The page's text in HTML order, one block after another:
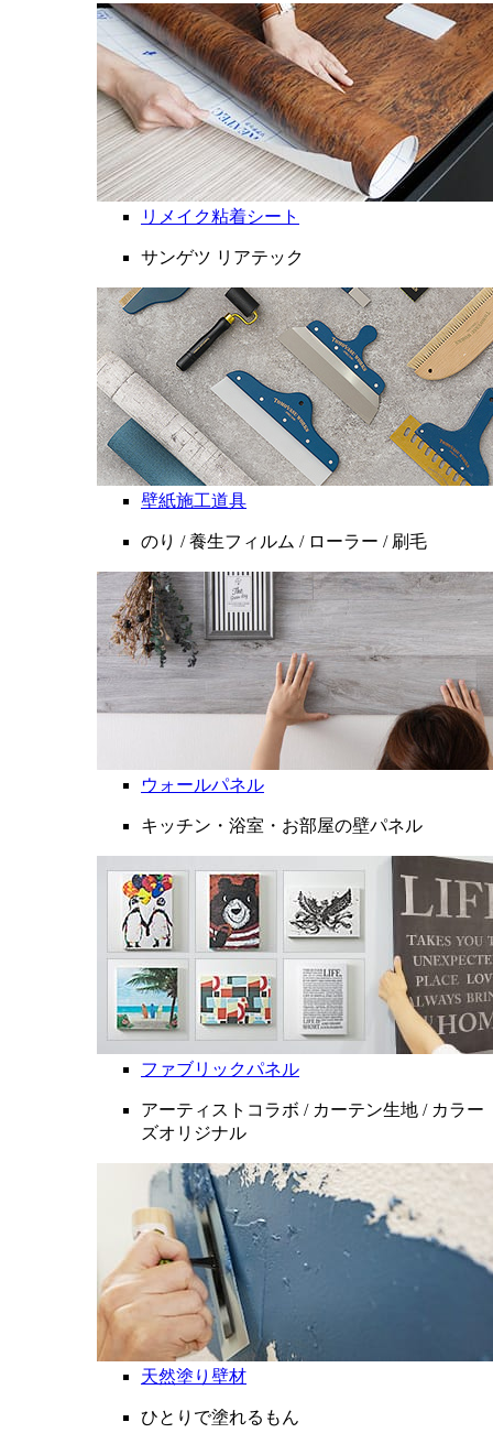
リメイク粘着シート
サンゲツ リアテック
壁紙施工道具
のり / 養生フィルム / ローラー / 刷毛
ウォールパネル
キッチン・浴室・お部屋の壁パネル
ファブリックパネル
アーティストコラボ / カーテン生地 / カラー
ズオリジナル
天然塗り壁材
ひとりで塗れるもん